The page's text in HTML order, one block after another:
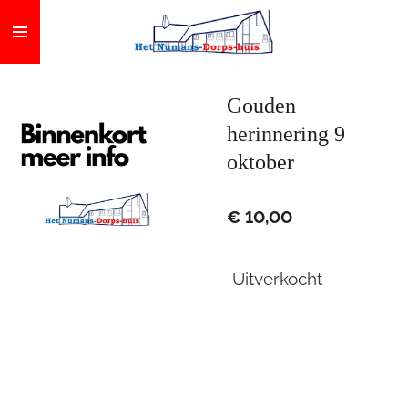
direct
naar
Gouden
herinnering 9
oktober
€ 10,00
Uitverkocht